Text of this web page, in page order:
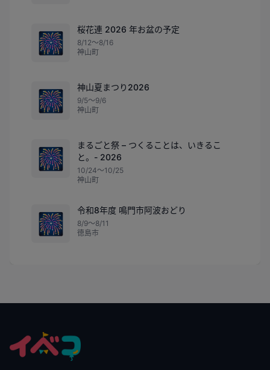
🎆
桜花連 2026 年お盆の予定
8/12〜8/16
神山町
🎆
神山夏まつり2026
9/5〜9/6
神山町
🎆
まるごと祭 – つくることは、いきるこ
と。- 2026
10/24〜10/25
神山町
🎆
令和8年度 鳴門市阿波おどり
8/9〜8/11
徳島市